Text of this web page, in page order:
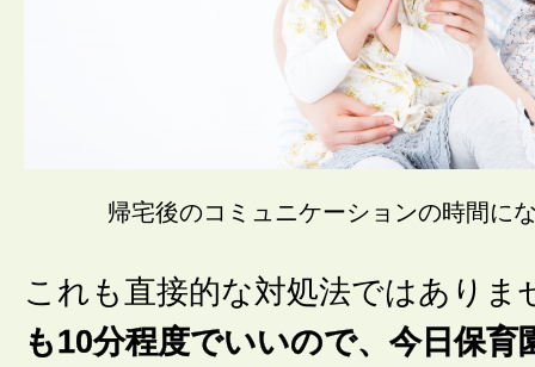
帰宅後のコミュニケーションの時間に
これも直接的な対処法ではありま
も10分程度でいいので、今日保育